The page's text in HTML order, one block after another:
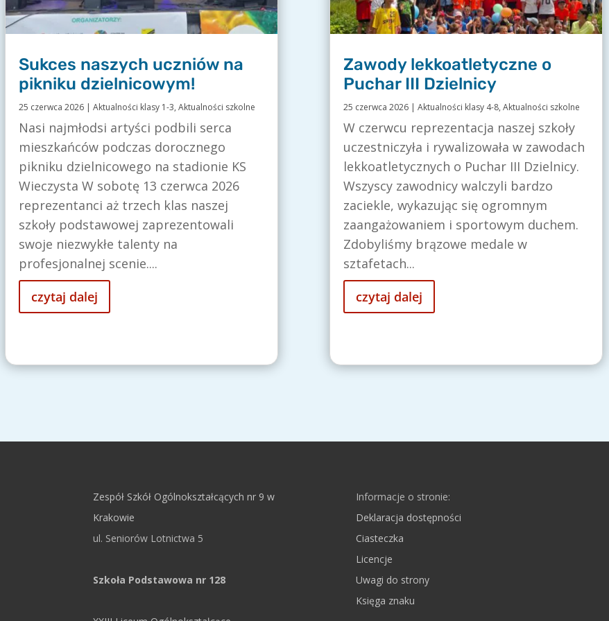
Sukces naszych uczniów na
pikniku dzielnicowym!
25 czerwca 2026| Aktualności klasy 1-3, Aktualności szkolne
Nasi najmłodsi artyści podbili serca
mieszkańców podczas dorocznego
pikniku dzielnicowego na stadionie KS
Wieczysta W sobotę 13 czerwca 2026
reprezentanci aż trzech klas naszej
szkoły podstawowej zaprezentowali
swoje niezwykłe talenty na
profesjonalnej scenie....
czytaj dalej
Zawody lekkoatletyczne o
Puchar III Dzielnicy
25 czerwca 2026| Aktualności klasy 4-8, Aktualności szkolne
W czerwcu reprezentacja naszej szkoły
uczestniczyła i rywalizowała w zawodach
lekkoatletycznych o Puchar III Dzielnicy.
Wszyscy zawodnicy walczyli bardzo
zaciekle, wykazując się ogromnym
zaangażowaniem i sportowym duchem.
Zdobyliśmy brązowe medale w
sztafetach...
czytaj dalej
Zespół Szkół Ogólnokształcących nr 9 w
Krakowie
ul. Seniorów Lotnictwa 5
Szkoła Podstawowa nr 128
Informacje o stronie:
Deklaracja dostępności
Ciasteczka
Licencje
Uwagi do strony
Księga znaku